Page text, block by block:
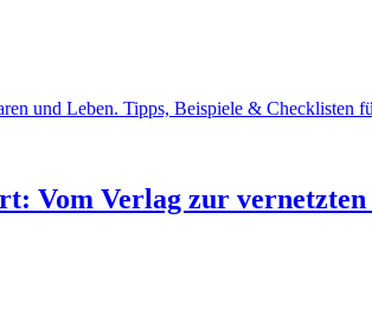
und Leben. Tipps, Beispiele & Checklisten
Vom Verlag zur